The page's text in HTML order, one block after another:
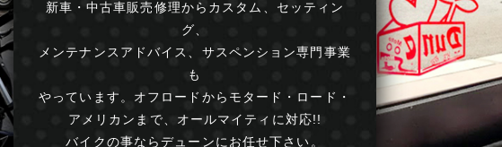
新車・中古車販売修理からカスタム、セッティン
グ、
メンテナンスアドバイス、サスペンション専門事業
も
やっています。オフロードからモタード・ロード・
アメリカンまで、オールマイティに対応!!
バイクの事ならデューンにお任せ下さい。